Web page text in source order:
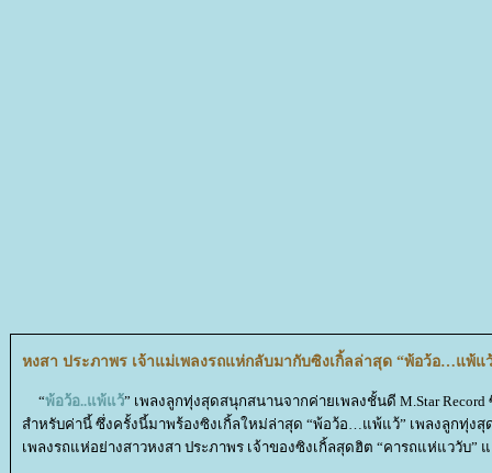
หงสา ประภาพร เจ้าแม่เพลงรถแห่กลับมากับซิงเกิ้ลล่าสุด “พ้อว้อ…แพ้แ
“พ้อว้อ..แพ้แว้” เพลงลูกทุ่งสุดสนุกสนานจากค่ายเพลงชั้นดี M.Star
สำหรับค่านี้ ซึ่งครั้งนี้มาพร้องซิงเกิ้ลใหม่ล่าสุด “พ้อว้อ…แพ้แว้” เพลงลูกทุ่งสุ
เพลงรถแห่อย่างสาวหงสา ประภาพร เจ้าของซิงเกิ้ลสุดฮิต “คารถแห่แววับ”